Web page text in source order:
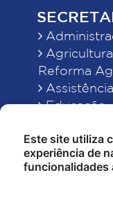
Reforma
Educação
Finanças
Indústria,
Tecnologia
Obras
Este site utiliza
experiência de
funcionalidades